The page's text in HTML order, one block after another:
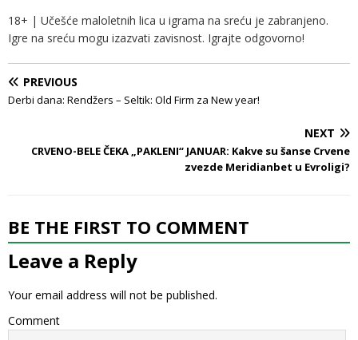
18+ | Učešće maloletnih lica u igrama na sreću je zabranjeno.
Igre na sreću mogu izazvati zavisnost. Igrajte odgovorno!
PREVIOUS
Derbi dana: Rendžers – Seltik: Old Firm za New year!
NEXT
CRVENO-BELE ČEKA „PAKLENI“ JANUAR: Kakve su šanse Crvene
zvezde Meridianbet u Evroligi?
BE THE FIRST TO COMMENT
Leave a Reply
Your email address will not be published.
Comment